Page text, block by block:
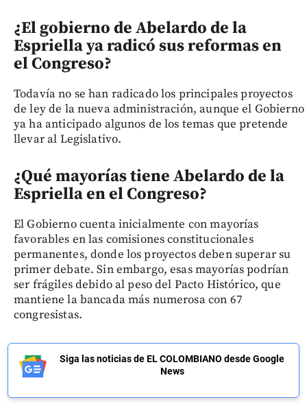
¿El gobierno de Abelardo de la
Espriella ya radicó sus reformas en
el Congreso?
Todavía no se han radicado los principales proyectos
de ley de la nueva administración, aunque el Gobierno
ya ha anticipado algunos de los temas que pretende
llevar al Legislativo.
¿Qué mayorías tiene Abelardo de la
Espriella en el Congreso?
El Gobierno cuenta inicialmente con mayorías
favorables en las comisiones constitucionales
permanentes, donde los proyectos deben superar su
primer debate. Sin embargo, esas mayorías podrían
ser frágiles debido al peso del Pacto Histórico, que
mantiene la bancada más numerosa con 67
congresistas.
Siga las noticias de EL COLOMBIANO desde Google
News